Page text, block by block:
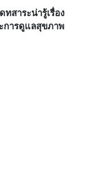
สาระน่ารู้เรื่อง
การดูแลสุขภาพ